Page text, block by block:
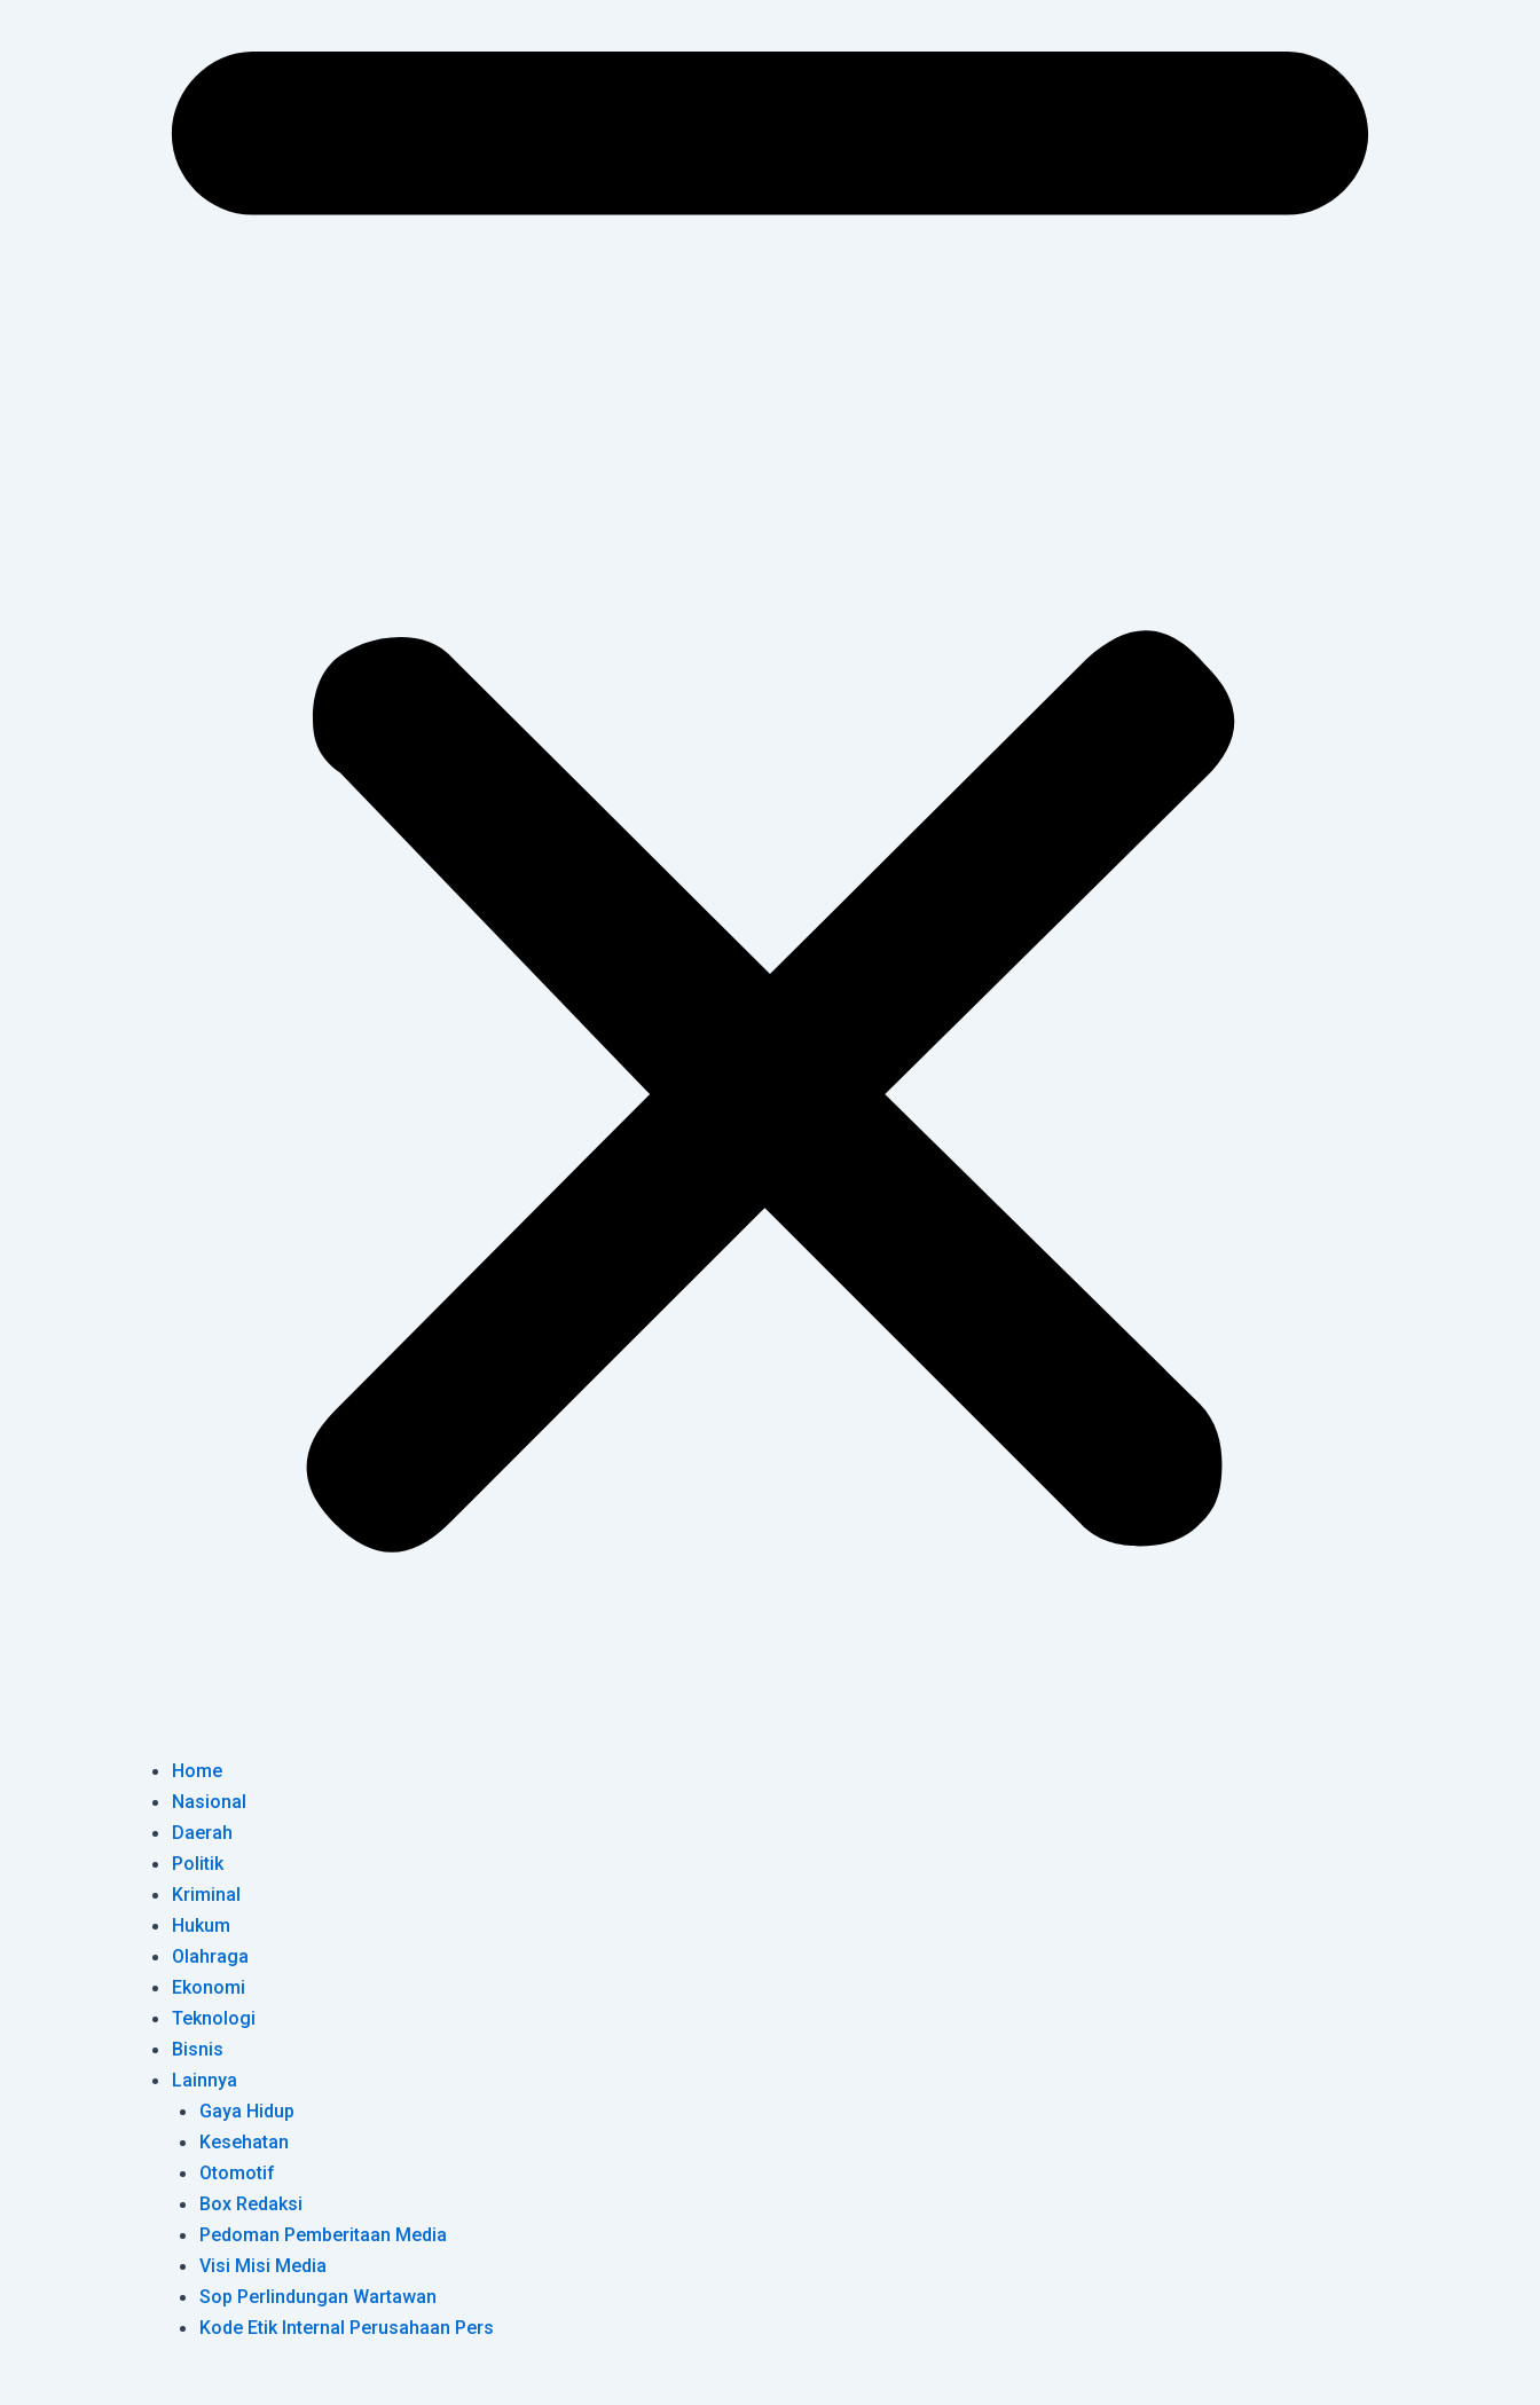
Home
Nasional
Daerah
Politik
Kriminal
Hukum
Olahraga
Ekonomi
Teknologi
Bisnis
Lainnya
Gaya Hidup
Kesehatan
Otomotif
Box Redaksi
Pedoman Pemberitaan Media
Visi Misi Media
Sop Perlindungan Wartawan
Kode Etik Internal Perusahaan Pers